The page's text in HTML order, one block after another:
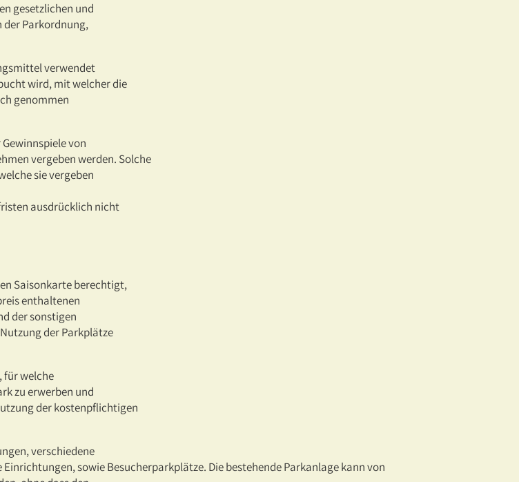
gesetzlichen und
der Parkordnung,
verwendet
wird, mit welcher die
genommen
von
vergeben werden. Solche
sie vergeben
ausdrücklich nicht
Saisonkarte berechtigt,
enthaltenen
der sonstigen
der Parkplätze
für welche
zu erwerben und
der kostenpflichtigen
verschiedene
sowie Besucherparkplätze. Die bestehende Parkanlage kann von